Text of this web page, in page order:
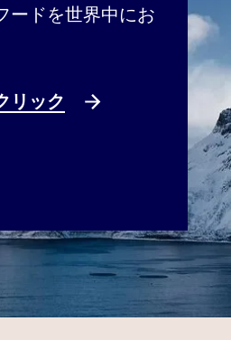
ードを世界中にお
リック